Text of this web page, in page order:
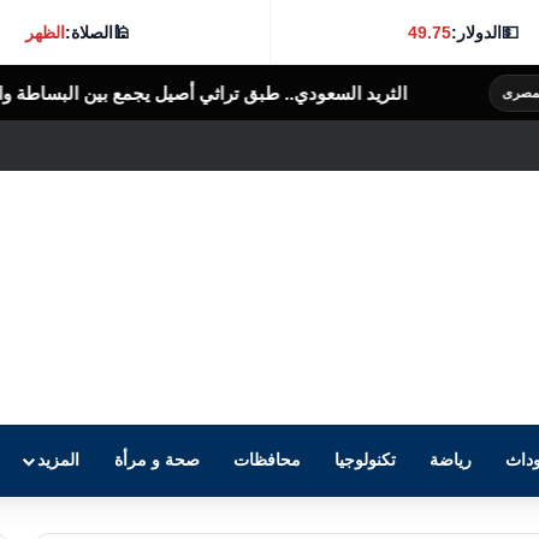
💵الدولار:49.75
🕌الصلاة:الظهر
السعودي.. طبق تراثي أصيل يجمع بين البساطة والنكهة الغنية الرأى
رياضة تكنولوجيا محافظات صحة و مرأة المزيد